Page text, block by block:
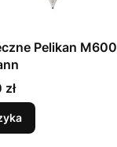
Pelikan M600